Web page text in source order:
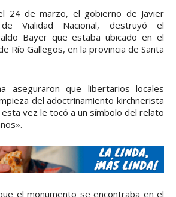
24 de marzo, el gobierno de Javier
Vialidad Nacional, destruyó el
Bayer que estaba ubicado en el
Río Gallegos, en la provincia de Santa
aseguraron que libertarios locales
del adoctrinamiento kirchnerista
esta vez le tocó a un símbolo del relato
el monumento se encontraba en el